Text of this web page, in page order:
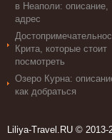
в Неаполи: описание,
адрес
Крита, которые стоит
посмотреть
Озеро Курна:
как добраться
Liliya-Travel.RU ©